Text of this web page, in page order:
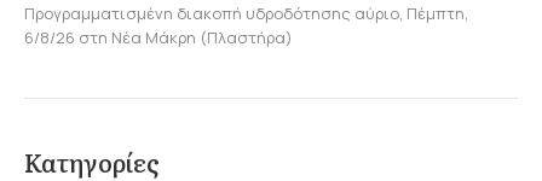
Προγραμματισμένη διακοπή υδροδότησης αύριο, Πέμπτη,
6/8/26 στη Νέα Μάκρη (Πλαστήρα)
Κατηγορίες